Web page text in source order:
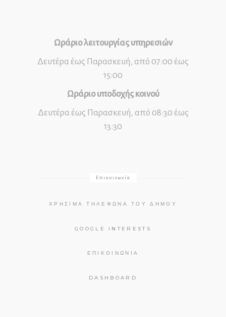
Ωράριο λειτουργίας υπηρεσιών
Δευτέρα έως Παρασκευή, από 07:00 έως
15:00
Ωράριο υποδοχής κοινού
Δευτέρα έως Παρασκευή, από 08:30 έως
13:30
Επικοινωνία
ΧΡΉΣΙΜΑ ΤΗΛΈΦΩΝΑ ΤΟΥ ΔΉΜΟΥ
GOOGLE INTERESTS
ΕΠΙΚΟΙΝΩΝΊΑ
DASHBOARD